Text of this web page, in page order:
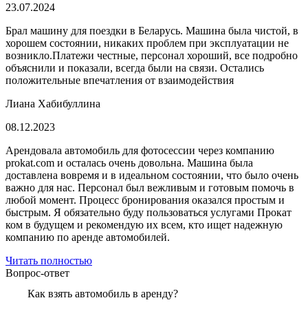
23.07.2024
Брал машину для поездки в Беларусь. Машина была чистой, в
хорошем состоянии, никаких проблем при эксплуатации не
возникло.Платежи честные, персонал хороший, все подробно
объяснили и показали, всегда были на связи. Остались
положительные впечатления от взаимодействия
Лиана Хабибуллина
08.12.2023
Арендовала автомобиль для фотосессии через компанию
prokat.com и осталась очень довольна. Машина была
доставлена вовремя и в идеальном состоянии, что было очень
важно для нас. Персонал был вежливым и готовым помочь в
любой момент. Процесс бронирования оказался простым и
быстрым. Я обязательно буду пользоваться услугами Прокат
ком в будущем и рекомендую их всем, кто ищет надежную
компанию по аренде автомобилей.
Читать полностью
Вопрос-ответ
Как взять автомобиль в аренду?